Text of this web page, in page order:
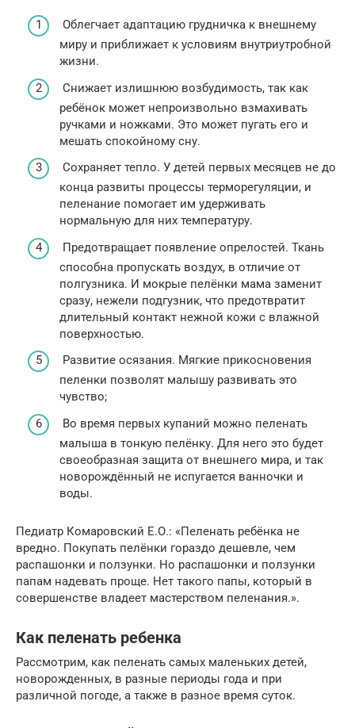
Облегчает адаптацию грудничка к внешнему
миру и приближает к условиям внутриутробной
жизни.
Снижает излишнюю возбудимость, так как
ребёнок может непроизвольно взмахивать
ручками и ножками. Это может пугать его и
мешать спокойному сну.
Сохраняет тепло. У детей первых месяцев не до
конца развиты процессы терморегуляции, и
пеленание помогает им удерживать
нормальную для них температуру.
Предотвращает появление опрелостей. Ткань
способна пропускать воздух, в отличие от
полгузника. И мокрые пелёнки мама заменит
сразу, нежели подгузник, что предотвратит
длительный контакт нежной кожи с влажной
поверхностью.
Развитие осязания. Мягкие прикосновения
пеленки позволят малышу развивать это
чувство;
Во время первых купаний можно пеленать
малыша в тонкую пелёнку. Для него это будет
своеобразная защита от внешнего мира, и так
новорождённый не испугается ванночки и
воды.
Педиатр Комаровский Е.О.: «Пеленать ребёнка не
вредно. Покупать пелёнки гораздо дешевле, чем
распашонки и ползунки. Но распашонки и ползунки
папам надевать проще. Нет такого папы, который в
совершенстве владеет мастерством пеленания.».
Как пеленать ребенка
Рассмотрим, как пеленать самых маленьких детей,
новорожденных, в разные периоды года и при
различной погоде, а также в разное время суток.